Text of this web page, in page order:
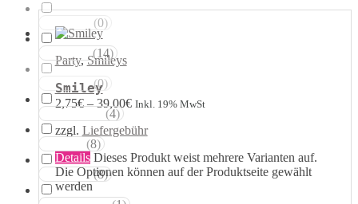
Party,Smileys
Smiley
2,75€–39,00€ Inkl. 19% MwSt
zzgl. Liefergebühr
Details Dieses Produkt weist mehrere Varianten auf.
Die Optionen können auf der Produktseite gewählt
werden
(0)
Gelbtöne (14)
Goldtöne (0)
(4)
(8)
Rosatöne (8)